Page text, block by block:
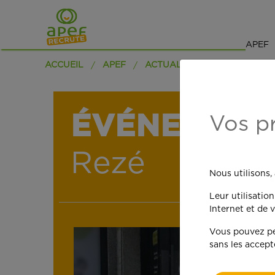
APEF
ACCUEIL APEF ACTUALITÉS
Rezé
Vos
Nous
Leur
Internet et de
Vous pouvez
sans les